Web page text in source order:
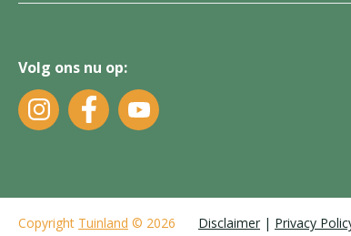
Volg ons nu op:
Copyright Tuinland © 2026 Disclaimer Privacy